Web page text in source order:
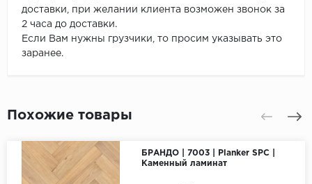
доставки, при желании клиента возможен звонок за
2 часа до доставки.
Если Вам нужны грузчики, то просим указывать это
заранее.
Похожие товары
БРАНДО | 7003 | Planker SPC |
Каменный ламинат